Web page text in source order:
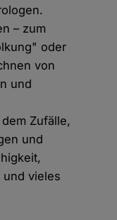
– zum
oder
von
und
Zufälle,
und
und vieles